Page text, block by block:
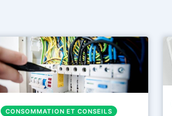
CONSOMMATION ET CONSEILS